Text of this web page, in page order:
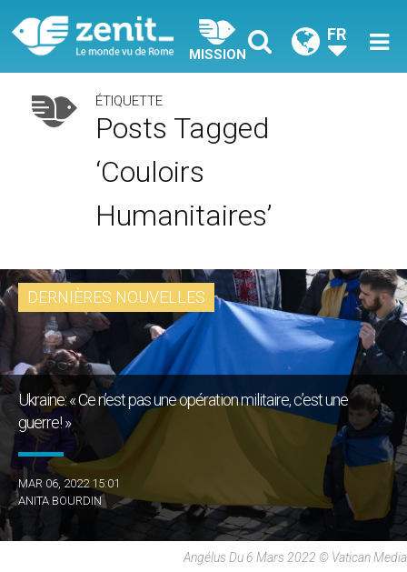
MISSION
FR
ÉTIQUETTE
Posts Tagged
‘couloirs
Humanitaires’
DERNIÈRES NOUVELLES
Ukraine: « Ce n’est pas une opération militaire, c’est une
guerre! »
MAR 06, 2022 15:01
ANITA BOURDIN
Angélus Du 6 Mars 2022 © Vatican Media